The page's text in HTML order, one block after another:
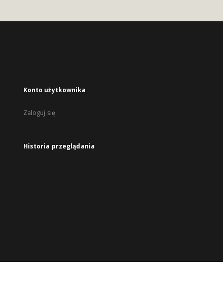
Konto użytkownika
Zaloguj się
Historia przeglądania